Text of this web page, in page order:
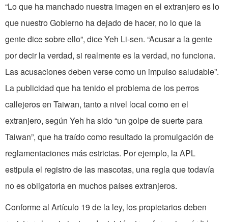
“Lo que ha manchado nuestra imagen en el extranjero es lo
que nuestro Gobierno ha dejado de hacer, no lo que la
gente dice sobre ello”, dice Yeh Li-sen. “Acusar a la gente
por decir la verdad, si realmente es la verdad, no funciona.
Las acusaciones deben verse como un impulso saludable”.
La publicidad que ha tenido el problema de los perros
callejeros en Taiwan, tanto a nivel local como en el
extranjero, según Yeh ha sido “un golpe de suerte para
Taiwan”, que ha traído como resultado la promulgación de
reglamentaciones más estrictas. Por ejemplo, la APL
estipula el registro de las mascotas, una regla que todavía
no es obligatoria en muchos países extranjeros.
Conforme al Artículo 19 de la ley, los propietarios deben